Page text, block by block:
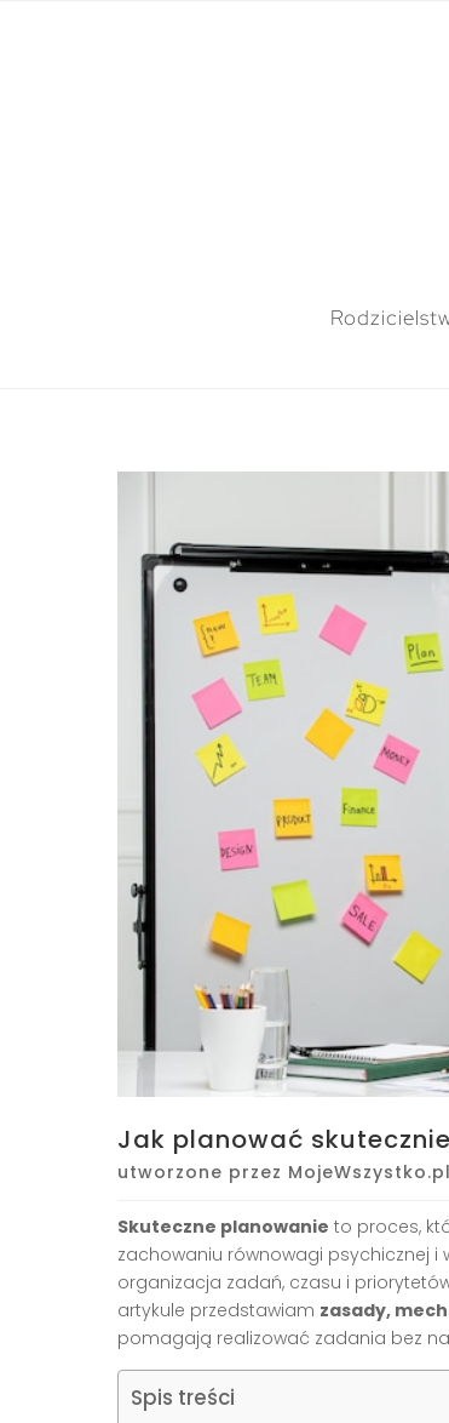
Jak planować
utworzone przez MojeWszystko.pl
Skuteczne planowanie to proces,
zachowaniu równowagi psychicznej i
organizacja zadań, czasu i
artykule przedstawiam zasady,
pomagają realizować zadania bez
Spis treści